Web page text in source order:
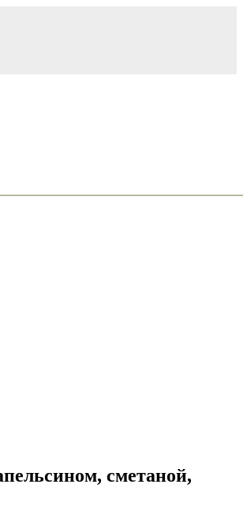
сметаной,